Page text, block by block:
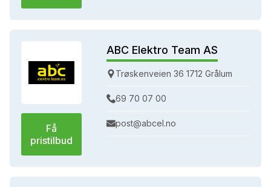
Få
pristilbud
ABC Elektro Team AS
Trøskenveien 36 1712 Grålum
69 70 07 00
post@abcel.no